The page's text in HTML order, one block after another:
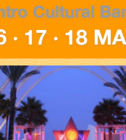
Cultural
· 17 · 18